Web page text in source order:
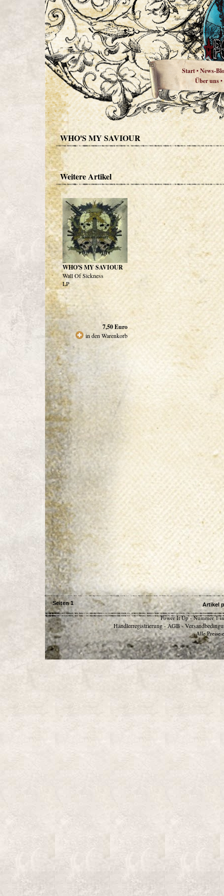
Start•News-
Über uns•
WHO'S MY SAVIOUR
Weitere Artikel
WHO'S MY SAVIOUR
Wall Of Sickness
LP
7,50Euro
in den Warenkorb
Seiten 1 Artikel
Power It Up - Nummer 1
Händlerregistrierung - AGB -
Alle Preise